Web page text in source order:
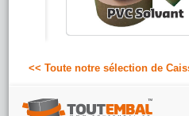
<< Toute notre sélection de